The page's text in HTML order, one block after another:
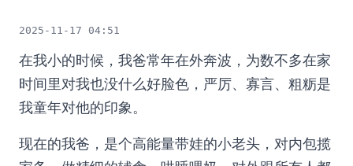
2025-11-17 04:51
在我小的时候，我爸常年在外奔波，为数不多在家
时间里对我也没什么好脸色，严厉、寡言、粗粝是
我童年对他的印象。
现在的我爸，是个高能量带娃的小老头，对内包揽